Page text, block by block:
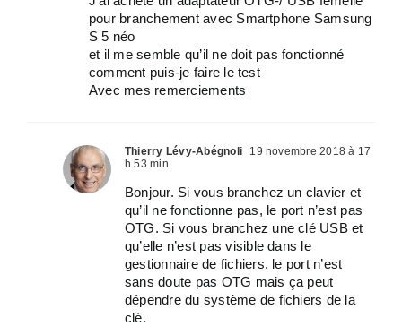
pour branchement avec Smartphone Samsung
S 5 néo
et il me semble qu’il ne doit pas fonctionné
comment puis-je faire le test
Avec mes remerciements
Thierry Lévy-Abégnoli
19 novembre 2018 à 17
h 53 min
Bonjour. Si vous branchez un clavier et
qu’il ne fonctionne pas, le port n’est pas
OTG. Si vous branchez une clé USB et
qu’elle n’est pas visible dans le
gestionnaire de fichiers, le port n’est
sans doute pas OTG mais ça peut
dépendre du système de fichiers de la
clé.